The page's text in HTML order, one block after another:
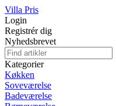
Villa Pris
Login
Registrér dig
Nyhedsbrevet
Kategorier
Køkken
Soveværelse
Badeværelse